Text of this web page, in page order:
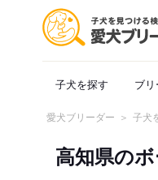
子犬を探す ブ
愛犬ブリーダー 子犬
高知県の